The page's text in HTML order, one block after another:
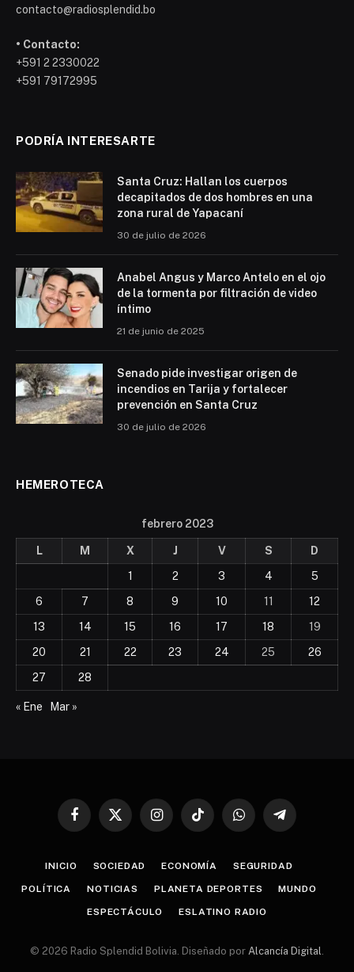
contacto@radiosplendid.bo
• Contacto:
+591 2 2330022
+591 79172995
PODRÍA INTERESARTE
Santa Cruz: Hallan los cuerpos
decapitados de dos hombres en una
zona rural de Yapacaní
30 de julio de 2026
Anabel Angus y Marco Antelo en el ojo
de la tormenta por filtración de video
íntimo
21 de junio de 2025
Senado pide investigar origen de
incendios en Tarija y fortalecer
prevención en Santa Cruz
30 de julio de 2026
HEMEROTECA
febrero 2023
L M X J V S
D
1
2 3 4
5
6
7 8 9 10 11
12
13
14 15 16 17 18
19
20
21 22 23 24 25
26
27
28
« Ene Mar »
Facebook
X
InstagramTikTok WhatsAppTelegram
INICIO SOCIEDAD ECONOMÍA SEGURIDAD
POLÍTICA NOTICIAS PLANETA DEPORTES MUNDO
ESPECTÁCULO ESLATINO RADIO
© 2026 Radio Splendid Bolivia. Diseñado por Alcancía Digital